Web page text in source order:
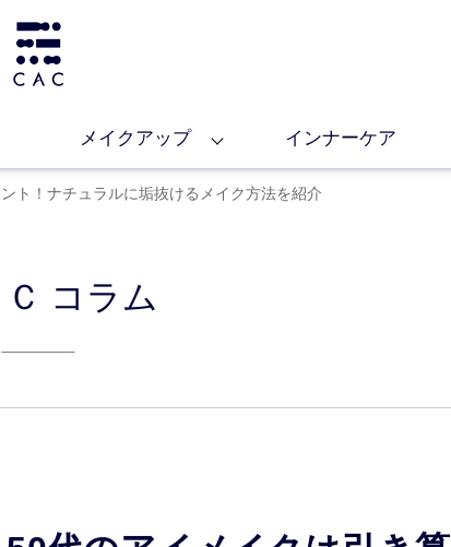
メイクアップ インナーケア
ト！ナチュラルに垢抜けるメイク方法を紹介
コラム